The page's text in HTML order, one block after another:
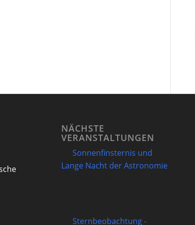
NÄCHSTE
VERANSTALTUNGEN
Sonnenfinsternis und
Lange Nacht der Astronomie
Sternbeobachtung -